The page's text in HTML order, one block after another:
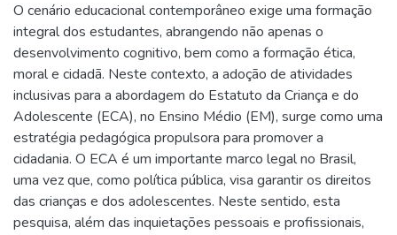
O cenário educacional contemporâneo exige uma formação
integral dos estudantes, abrangendo não apenas o
desenvolvimento cognitivo, bem como a formação ética,
moral e cidadã. Neste contexto, a adoção de atividades
inclusivas para a abordagem do Estatuto da Criança e do
Adolescente (ECA), no Ensino Médio (EM), surge como uma
estratégia pedagógica propulsora para promover a
cidadania. O ECA é um importante marco legal no Brasil,
uma vez que, como política pública, visa garantir os direitos
das crianças e dos adolescentes. Neste sentido, esta
pesquisa, além das inquietações pessoais e profissionais,